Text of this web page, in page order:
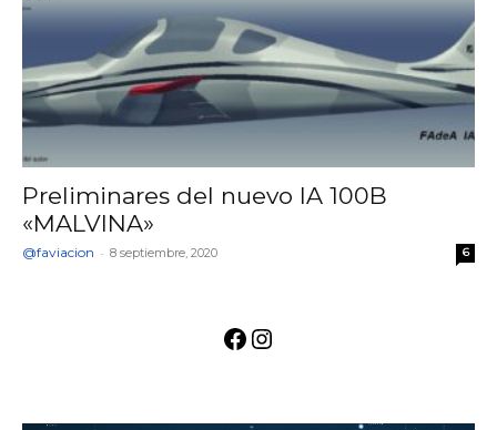
Preliminares del nuevo IA 100B
«MALVINA»
@faviacion - 8 septiembre, 2020 6
Facebook
Instagram